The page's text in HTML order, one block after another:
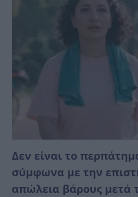
Δεν είναι το
σύμφωνα με την
απώλεια βάρους μετά